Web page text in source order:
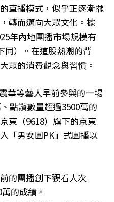
直播模式，似乎正逐漸擺
轉而邁向大眾文化。據
年內地團播市場規模有
同）。在這股熱潮的背
眾的消費觀念與習慣。
華等藝人早前參與的一場
點讚數量超過3500萬的
東（9618）旗下的京東
「男女團PK」式團播以
的團播創下觀看人次
的成績。